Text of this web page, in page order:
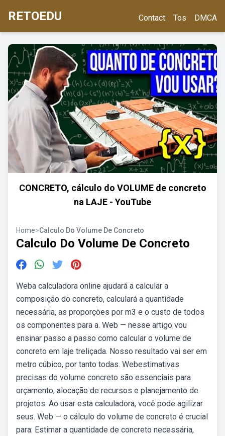
RETOEDU Contact Tos DMCA
CONCRETO, cálculo do VOLUME de concreto
na LAJE - YouTube
Home>Calculo Do Volume De Concreto
Calculo Do Volume De Concreto
Weba calculadora online ajudará a calcular a
composição do concreto, calculará a quantidade
necessária, as proporções por m3 e o custo de todos
os componentes para a. Web — nesse artigo vou
ensinar passo a passo como calcular o volume de
concreto em laje treliçada. Nosso resultado vai ser em
metro cúbico, por tanto todas. Webestimativas
precisas do volume concreto são essenciais para
orçamento, alocação de recursos e planejamento de
projetos. Ao usar esta calculadora, você pode agilizar
seus. Web — o cálculo do volume de concreto é crucial
para: Estimar a quantidade de concreto necessária,